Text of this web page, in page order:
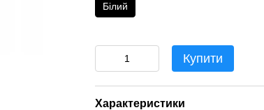
Білий
Купити
Характеристики